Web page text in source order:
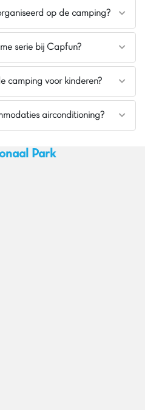
op de camping?
serie bij Capfun?
camping voor kinderen?
airconditioning?
Park